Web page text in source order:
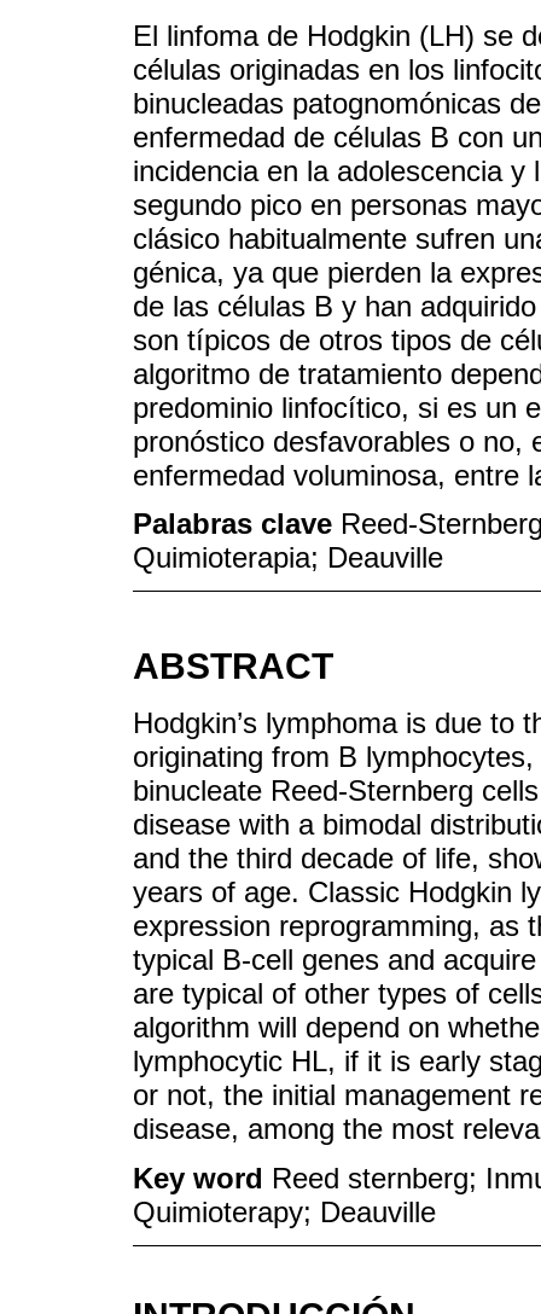
El linfoma de Hodgkin (LH) se
células originadas en los
binucleadas patognomónicas
enfermedad de células B con
incidencia en la adolescencia
segundo pico en personas
clásico habitualmente sufren
génica, ya que pierden la
de las células B y han
son típicos de otros tipos de
algoritmo de tratamiento
predominio linfocítico, si es un
pronóstico desfavorables o no,
enfermedad voluminosa, entre
Palabras clave Reed-
Quimioterapia; Deauville
ABSTRACT
Hodgkin’s lymphoma is due to
originating from B
binucleate Reed-Sternberg
disease with a bimodal
and the third decade of life,
years of age. Classic Hodgkin
expression reprogramming, as
typical B-cell genes and
are typical of other types of
algorithm will depend on
lymphocytic HL, if it is early
or not, the initial management
disease, among the most
Key word Reed sternberg;
Quimioterapy; Deauville